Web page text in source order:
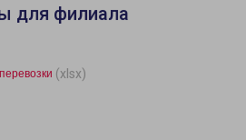
для филиала
(xlsx)